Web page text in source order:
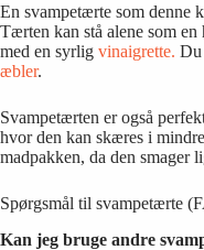
En svampetærte som denne
Tærten kan stå alene som en
med en syrlig vinaigrette. Du
æbler.
Svampetærten er også
hvor den kan skæres i
madpakken, da den smager
Spørgsmål til svampetærte
Kan jeg bruge andre